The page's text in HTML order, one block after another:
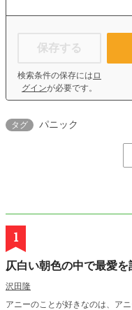
保存する
検索条件の保存には ロ
グインが必要です。
タグ パニック
1
仄白い朝色の中で最愛
沢田隆
アニーのことが好きなのは、ア